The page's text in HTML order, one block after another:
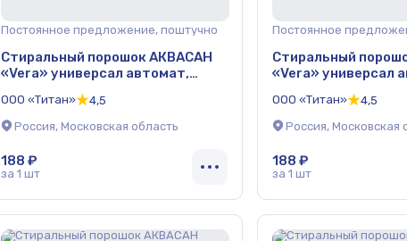
Постоянное предложение, поштучно
Стиральный порошок АКВАСАН
«Vera» универсал автомат,
ООО «Титан»
4,5
Россия, Московская область
188 ₽
за 1 шт
Постоянное
Стиральный
«Vera» универсал
ООО «Титан»
4,5
Россия, Московская
188 ₽
за 1 шт